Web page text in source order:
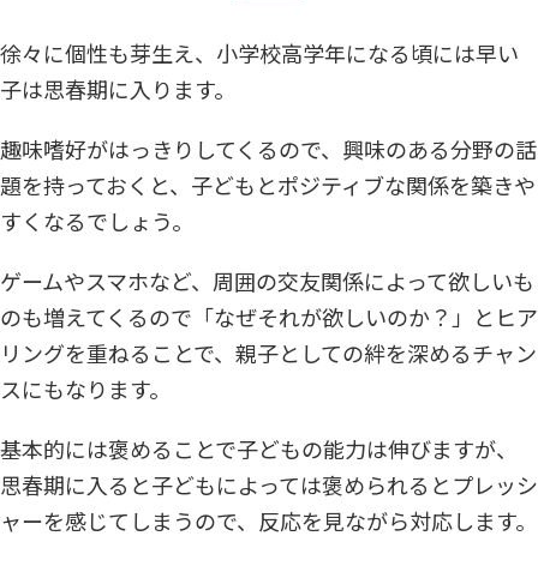
徐々に個性も芽生え、小学校高学年になる頃には早い
子は思春期に入ります。
趣味嗜好がはっきりしてくるので、興味のある分野の話
題を持っておくと、子どもとポジティブな関係を築きや
すくなるでしょう。
ゲームやスマホなど、周囲の交友関係によって欲しいも
のも増えてくるので「なぜそれが欲しいのか？」とヒア
リングを重ねることで、親子としての絆を深めるチャン
スにもなります。
基本的には褒めることで子どもの能力は伸びますが、
思春期に入ると子どもによっては褒められるとプレッシ
ャーを感じてしまうので、反応を見ながら対応します。